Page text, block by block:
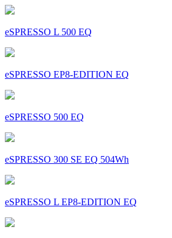
eSPRESSO L 500 EQ
eSPRESSO EP8-EDITION EQ
eSPRESSO 500 EQ
eSPRESSO 300 SE EQ 504Wh
eSPRESSO L EP8-EDITION EQ